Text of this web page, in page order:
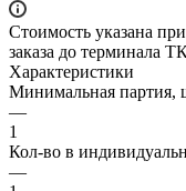
Стоимость указана
заказа до терминала
Характеристики
Минимальная партия,
—
1
Кол-во в
—